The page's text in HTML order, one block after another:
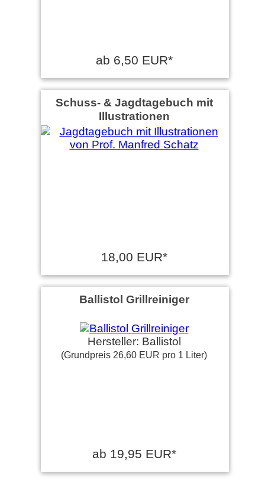
ab 6,50 EUR*
Schuss- & Jagdtagebuch mit
Illustrationen
18,00 EUR*
Ballistol Grillreiniger
Hersteller: Ballistol
(Grundpreis 26,60 EUR pro 1 Liter)
ab 19,95 EUR*